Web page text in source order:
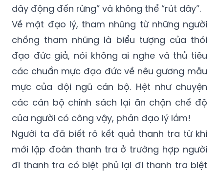
dây động đến rừng” và không thể “rút dây”.
Về mặt đạo lý, tham nhũng từ những người
chống tham nhũng là biểu tượng của thói
đạo đức giả, nói không ai nghe và thủ tiêu
các chuẩn mực đạo đức về nêu gương mẫu
mực của đội ngũ cán bộ. Hệt như chuyện
các cán bộ chính sách lại ăn chặn chế độ
của người có công vậy, phản đạo lý lắm!
Người ta đã biết rõ kết quả thanh tra từ khi
mới lập đoàn thanh tra ở trường hợp người
đi thanh tra có biệt phủ lại đi thanh tra biệt